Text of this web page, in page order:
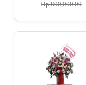
Rp800,000.00